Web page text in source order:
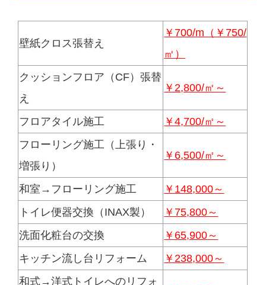
壁紙クロス張替え
￥700/m（￥750/
㎡）
クッションフロア（CF）張替
え
￥2,800/㎡～
フロアタイル施工
￥4,700/㎡～
フローリング施工（上張り・
増張り）
￥6,500/㎡～
和室→フローリング施工
￥148,000～
トイレ便器交換（INAX製）
￥75,800～
洗面化粧台の交換
￥65,900～
キッチン流し台リフォーム
￥238,000～
和式→洋式トイレへのリフォ